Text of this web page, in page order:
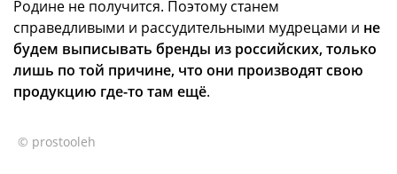
Родине не получится. Поэтому станем
справедливыми и рассудительными мудрецами и не
будем выписывать бренды из российских, только
лишь по той причине, что они производят свою
продукцию где-то там ещё.
© prostooleh